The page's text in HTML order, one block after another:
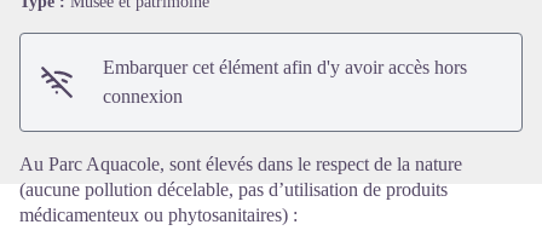
Embarquer cet élément afin d'y avoir accès hors
connexion
Au Parc Aquacole, sont élevés dans le respect de la nature
(aucune pollution décelable, pas d’utilisation de produits
médicamenteux ou phytosanitaires) :